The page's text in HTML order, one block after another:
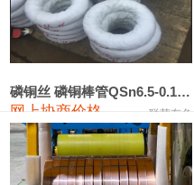
441#硅 9,600—9,800
553#硅 9,300—9,500
金属硅553#-331#
漆包线 111,360—115,360
磷铜丝 磷铜棒管QSn6.5-0.1 7-0.2 8-0.3
网上协商价格 联荣有色